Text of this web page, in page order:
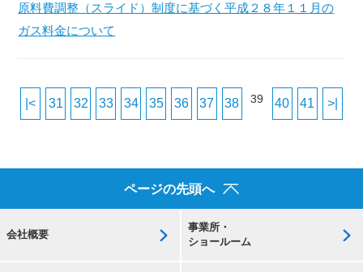
原料費調整（スライド）制度に基づく平成２８年１１月の
ガス料金について
|< 31 32 33 34 35 36 37 38 39 40 41 >|
ページの先頭へ
会社概要
事業所・
ショールーム